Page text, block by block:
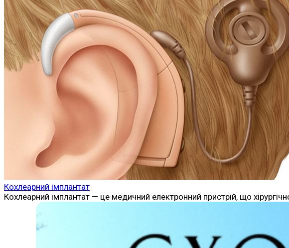
Кохлеарний імплантат
Кохлеарний імплантат — це медичний електронний пристрій, що